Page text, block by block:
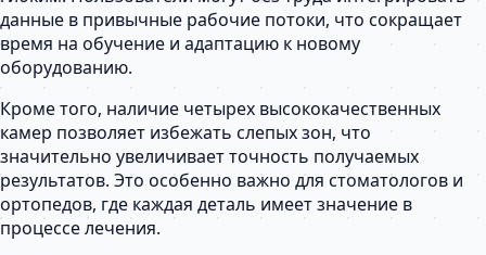
данные в привычные рабочие потоки, что сокращает
время на обучение и адаптацию к новому
оборудованию.
Кроме того, наличие четырех высококачественных
камер позволяет избежать слепых зон, что
значительно увеличивает точность получаемых
результатов. Это особенно важно для стоматологов и
ортопедов, где каждая деталь имеет значение в
процессе лечения.